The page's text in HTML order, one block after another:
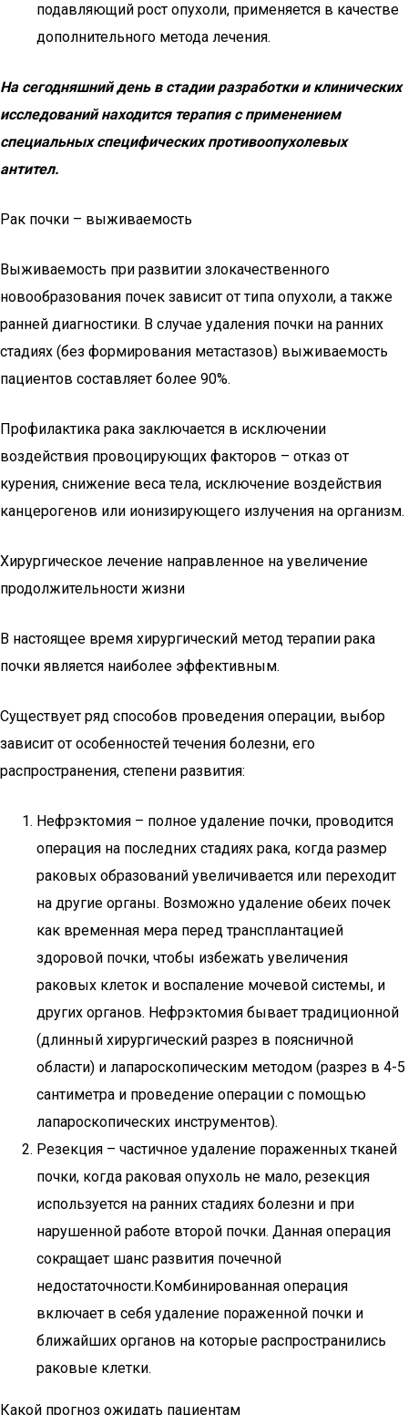
подавляющий рост опухоли, применяется в качестве
дополнительного метода лечения.
На сегодняшний день в стадии разработки и клинических
исследований находится терапия с применением
специальных специфических противоопухолевых
антител.
Рак почки – выживаемость
Выживаемость при развитии злокачественного
новообразования почек зависит от типа опухоли, а также
ранней диагностики. В случае удаления почки на ранних
стадиях (без формирования метастазов) выживаемость
пациентов составляет более 90%.
Профилактика рака заключается в исключении
воздействия провоцирующих факторов – отказ от
курения, снижение веса тела, исключение воздействия
канцерогенов или ионизирующего излучения на организм.
Хирургическое лечение направленное на увеличение
продолжительности жизни
В настоящее время хирургический метод терапии рака
почки является наиболее эффективным.
Существует ряд способов проведения операции, выбор
зависит от особенностей течения болезни, его
распространения, степени развития:
Нефрэктомия – полное удаление почки, проводится
операция на последних стадиях рака, когда размер
раковых образований увеличивается или переходит
на другие органы. Возможно удаление обеих почек
как временная мера перед трансплантацией
здоровой почки, чтобы избежать увеличения
раковых клеток и воспаление мочевой системы, и
других органов. Нефрэктомия бывает традиционной
(длинный хирургический разрез в поясничной
области) и лапароскопическим методом (разрез в 4-5
сантиметра и проведение операции с помощью
лапароскопических инструментов).
Резекция – частичное удаление пораженных тканей
почки, когда раковая опухоль не мало, резекция
используется на ранних стадиях болезни и при
нарушенной работе второй почки. Данная операция
сокращает шанс развития почечной
недостаточности.Комбинированная операция
включает в себя удаление пораженной почки и
ближайших органов на которые распространились
раковые клетки.
Какой прогноз ожидать пациентам